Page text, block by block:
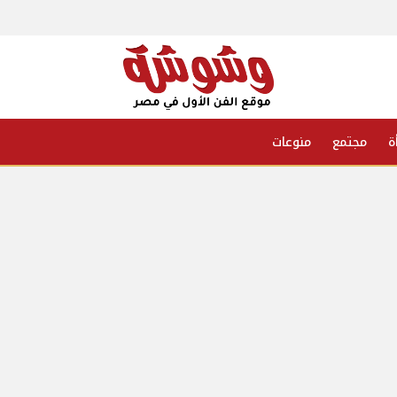
مجتمع منوعات